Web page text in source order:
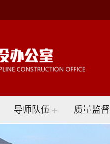
导师队伍 + 质量监督